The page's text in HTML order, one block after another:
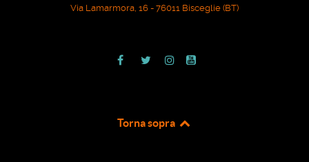
Via Lamarmora, 16 - 76011 Bisceglie (BT)
Torna sopra